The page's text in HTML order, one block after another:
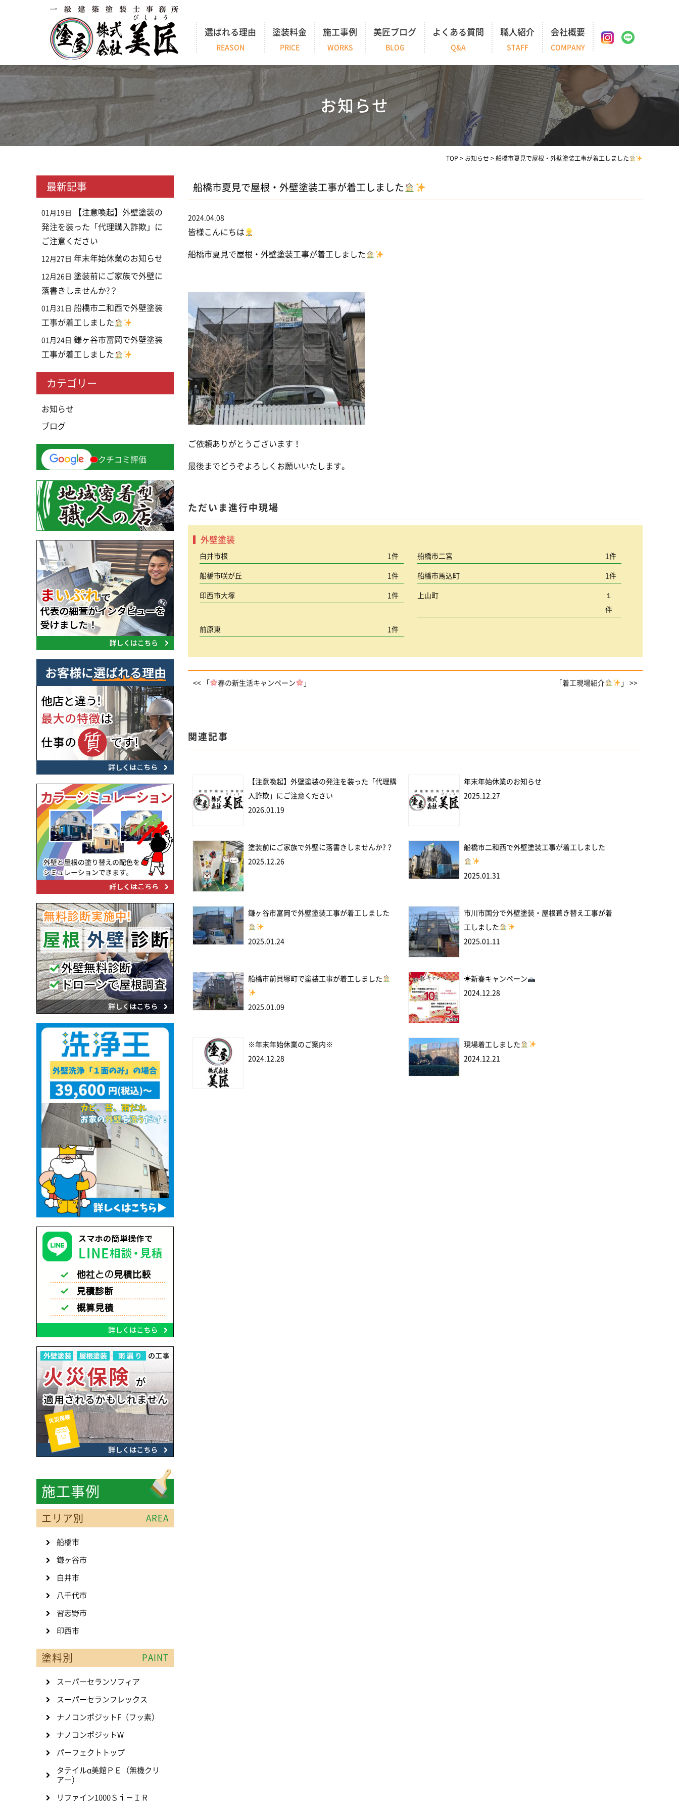
選ばれる理由
REASON
塗装料金
PRICE
施工事例
WORKS
美匠ブログ
BLOG
よくある質問
Q&A
職人紹介
STAFF
会社概要
COMPANY
お知らせ
TOP > お知らせ > 船橋市夏見で屋根・外壁塗装工事が着工しました
船橋市夏見で屋根・外壁塗装工事が着工しました
2024.04.08
皆様こんにちは
船橋市夏見で屋根・外壁塗装工事が着工しました
ご依頼ありがとうございます！
最後までどうぞよろしくお願いいたします。
ただいま進行中現場
外壁塗装
白井市根 1件 船橋市二宮 1件
船橋市咲が丘 1件 船橋市馬込町 1件
印西市大塚 1件 上山町
１
件
前原東 1件
<< 「 春の新生活キャンペーン 」 「着工現場紹介 」 >>
関連記事
【注意喚起】外壁塗装の発注を装った「代理購
入詐欺」にご注意ください
2026.01.19
年末年始休業のお知らせ
2025.12.27
塗装前にご家族で外壁に落書きしませんか?？
2025.12.26
船橋市二和西で外壁塗装工事が着工しました
2025.01.31
鎌ヶ谷市富岡で外壁塗装工事が着工しました
2025.01.24
市川市国分で外壁塗装・屋根葺き替え工事が着
工しました
2025.01.11
船橋市前貝塚町で塗装工事が着工しました
2025.01.09
☀新春キャンペーン
2024.12.28
※年末年始休業のご案内※
2024.12.28
現場着工しました
2024.12.21
最新記事
01月19日
【注意喚起】外壁塗装の
発注を装った「代理購入詐欺」に
ご注意ください
12月27日 年末年始休業のお知らせ
12月26日 塗装前にご家族で外壁に
落書きしませんか?？
01月31日 船橋市二和西で外壁塗装
工事が着工しました
01月24日 鎌ヶ谷市富岡で外壁塗装
工事が着工しました
カテゴリー
お知らせ
ブログ
クチコミ評価
施工事例
エリア別 AREA
船橋市
鎌ヶ谷市
白井市
八千代市
習志野市
印西市
塗料別 PAINT
スーパーセランソフィア
スーパーセランフレックス
ナノコンポジットF（フッ素）
ナノコンポジットW
パーフェクトトップ
タテイルα美館ＰＥ（無機クリ
アー）
リファイン1000Ｓｉ－ＩＲ